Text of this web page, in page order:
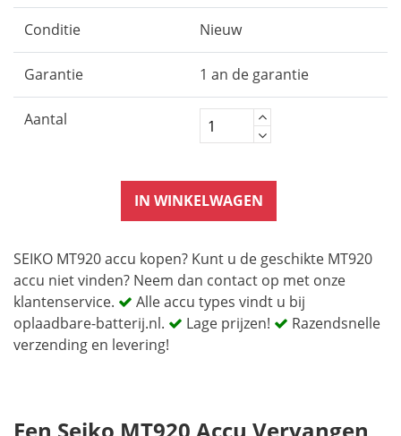
Conditie Nieuw
Garantie 1 an de garantie
Aantal
IN WINKELWAGEN
SEIKO MT920 accu kopen? Kunt u de geschikte MT920
accu niet vinden? Neem dan contact op met onze
klantenservice.
Alle accu types vindt u bij
oplaadbare-batterij.nl.
Lage prijzen!
Razendsnelle
verzending en levering!